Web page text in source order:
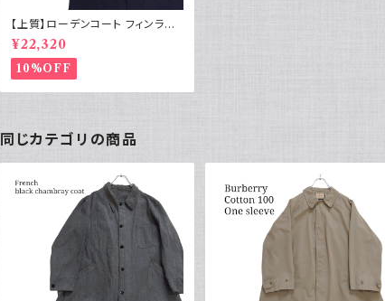
【上質】ローデンコート フィンラン
ド製 北欧 ヴィンテージ ネイビー
ウール
¥22,320
10%OFF
同じカテゴリの商品